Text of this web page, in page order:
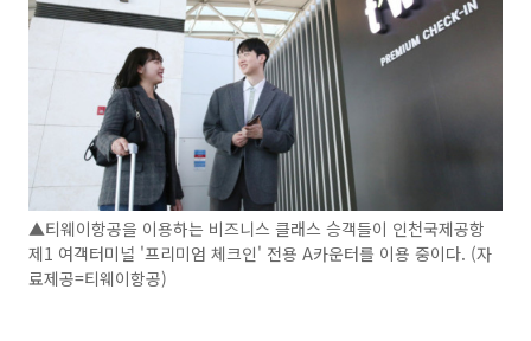
▲티웨이항공을 이용하는 비즈니스 클래스 승객들이 인천국제공항
제1 여객터미널 '프리미엄 체크인' 전용 A카운터를 이용 중이다. (자
료제공=티웨이항공)